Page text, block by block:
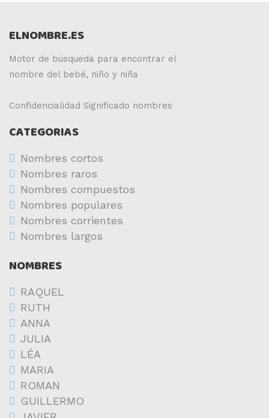
ELNOMBRE.ES
Motor de búsqueda para encontrar el
nombre del bebé, niño y niña
Confidencialidad Significado nombres
CATEGORIAS
Nombres cortos
Nombres raros
Nombres compuestos
Nombres populares
Nombres corrientes
Nombres largos
NOMBRES
RAQUEL
RUTH
ANNA
JULIA
LÉA
MARIA
ROMAN
GUILLERMO